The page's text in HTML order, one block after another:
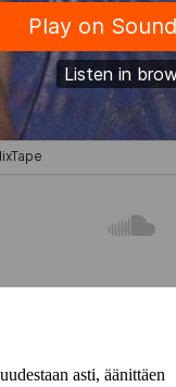
asti, äänittäen